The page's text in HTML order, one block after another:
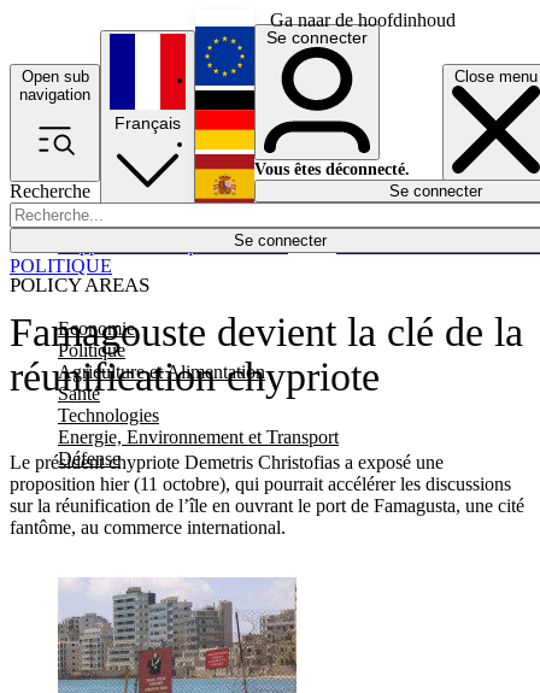
Ga naar de hoofdinhoud
Open sub
navigation
Close menu
Recherche
Se connecter
POLICY AREAS
Economie
Politique
Agriculture et Alimentation
Santé
Technologies
Energie, Environnement et Transport
Défense
Économie
Français
English
Deutsch
Español
Se connecter
Vous êtes déconnecté.
Se connecter
Famagouste devient la clé de la
réunification chypriote
Le président chypriote Demetris Christofias a exposé une
proposition hier (11 octobre), qui pourrait accélérer les discussions
sur la réunification de l’île en ouvrant le port de Famagusta, une cité
fantôme, au commerce international.
POLITIQUE